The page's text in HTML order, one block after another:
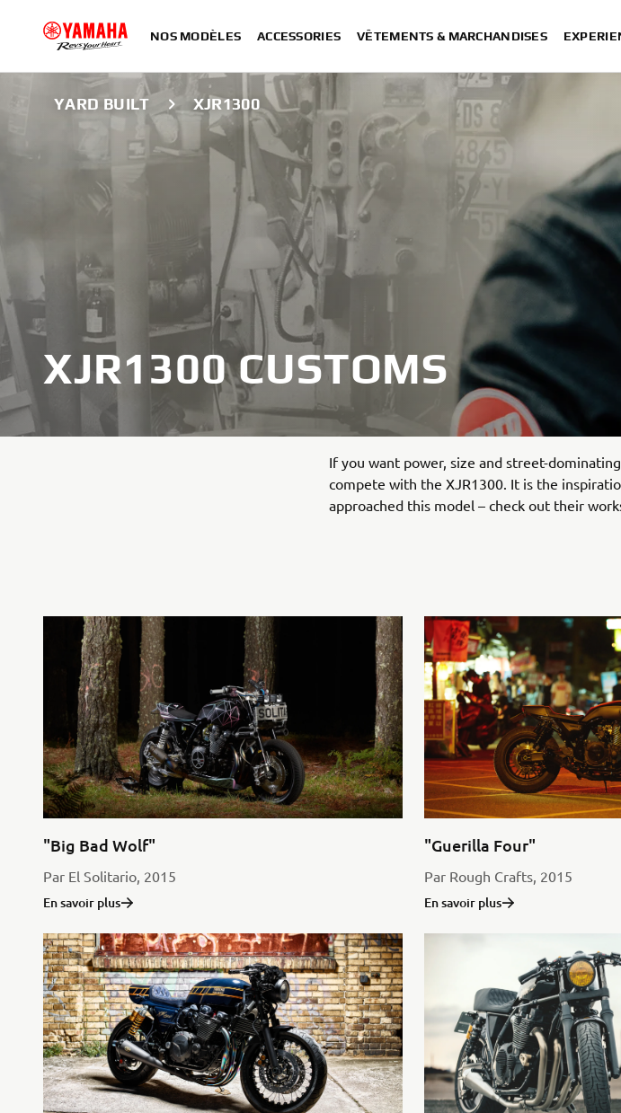
NOS MODÈLES ACCESSORIES VÊTEMENTS & MARCHANDISES
YARD BUILT XJR1300
XJR1300 CUSTOMS
If you want power, size and street-
compete with the XJR1300. It is the
approached this model – check out their
"Big Bad Wolf"
Par El Solitario, 2015
En savoir plus
"Guerilla Four"
Par Rough Crafts, 2015
En savoir plus